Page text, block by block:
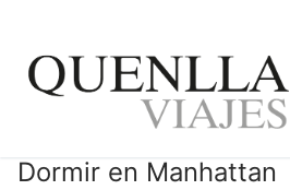
contenido
Dormir en Manhattan